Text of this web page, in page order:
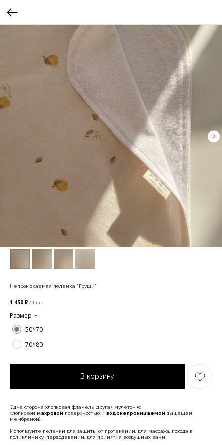
Непромокаемая пеленка "Груши"
1 450 ₽ / 1 шт
Размер ~
50*70
70*80
В корзину
Одна сторона хлопковая фланель, другая мулетон (с
хлопковой махровой поверхностью и водонепроницаемой дышащей
мембраной).
Используйте пеленки для защиты от протеканий, для массажа, похода в
поликлинику, переодеваний, для принятия воздушных ванн